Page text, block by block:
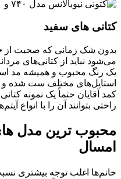
‌های سفید
شک زمانی که صحبت از
نباید از کتانی‌های
رنگ محبوب و همیشه مد است
مختلف ست شده و یک
آقایان حتماً یک نمونه کتانی
بتوانند آن را با انواع
ترین مدل‌ های
اغلب توجه بیشتری نسبت